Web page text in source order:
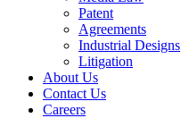
Patent
Agreements
Industrial Designs
Litigation
About Us
Contact Us
Careers